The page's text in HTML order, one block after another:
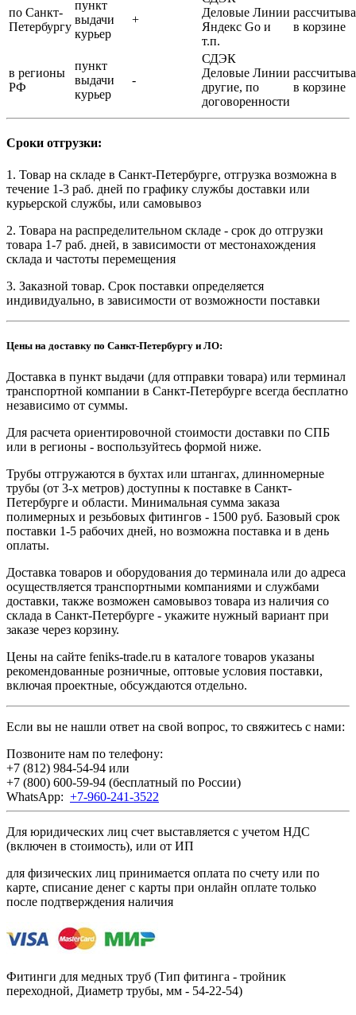
по Санкт-
Петербургу
пункт
выдачи
курьер
+
Деловые Линии
Яндекс Go и
т.п.
в корзине
в регионы
РФ
пункт
выдачи
курьер
-
СДЭК
Деловые Линии
другие, по
договоренности
в корзине
Сроки отгрузки:
1. Товар на складе в Санкт-Петербурге, отгрузка возможна в
течение 1-3 раб. дней по графику службы доставки или
курьерской службы, или самовывоз
2. Товара на распределительном складе - срок до отгрузки
товара 1-7 раб. дней, в зависимости от местонахождения
склада и частоты перемещения
3. Заказной товар. Срок поставки определяется
индивидуально, в зависимости от возможности поставки
Цены на доставку по Санкт-Петербургу и ЛО:
Доставка в пункт выдачи (для отправки товара) или терминал
транспортной компании в Санкт-Петербурге всегда бесплатно
независимо от суммы.
Для расчета ориентировочной стоимости доставки по СПБ
или в регионы - воспользуйтесь формой ниже.
Трубы отгружаются в бухтах или штангах, длинномерные
трубы (от 3-х метров) доступны к поставке в Санкт-
Петербурге и области. Минимальная сумма заказа
полимерных и резьбовых фитингов - 1500 руб. Базовый срок
поставки 1-5 рабочих дней, но возможна поставка и в день
оплаты.
Доставка товаров и оборудования до терминала или до адреса
осуществляется транспортными компаниями и службами
доставки, также возможен самовывоз товара из наличия со
склада в Санкт-Петербурге - укажите нужный вариант при
заказе через корзину.
Цены на сайте feniks-trade.ru в каталоге товаров указаны
рекомендованные розничные, оптовые условия поставки,
включая проектные, обсуждаются отдельно.
Если вы не нашли ответ на свой вопрос, то свяжитесь с нами:
Позвоните нам по телефону:
+7 (812) 984-54-94 или
+7 (800) 600-59-94 (бесплатный по России)
WhatsApp: +7-960-241-3522
Для юридических лиц счет выставляется с учетом НДС
(включен в стоимость), или от ИП
для физических лиц принимается оплата по счету или по
карте, списание денег с карты при онлайн оплате только
после подтверждения наличия
Фитинги для медных труб (Тип фитинга - тройник
переходной, Диаметр трубы, мм - 54-22-54)